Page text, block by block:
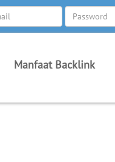
Manfaat Backlink